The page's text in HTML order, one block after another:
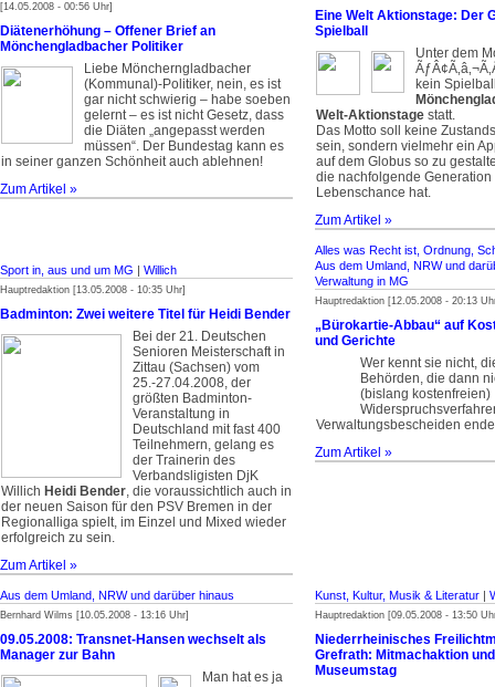
[14.05.2008 - 00:56 Uhr]
Diätenerhöhung – Offener Brief an
Mönchengladbacher Politiker
Liebe Möncherngladbacher
(Kommunal)-Politiker, nein, es ist
gar nicht schwierig – habe soeben
gelernt – es ist nicht Gesetz, dass
die Diäten „angepasst werden
müssen“. Der Bundestag kann es
in seiner ganzen Schönheit auch ablehnen!
Zum Artikel »
Eine Welt Aktionstage: Der
Spielball
Unter dem
kein
Welt-Aktionstage statt.
Das Motto soll keine
sein, sondern vielmehr ein
auf dem Globus so zu
die nachfolgende Generation
Lebenschance hat.
Zum Artikel »
Sport in, aus und um MG | Willich
Hauptredaktion [13.05.2008 - 10:35 Uhr]
Badminton: Zwei weitere Titel für Heidi Bender
Bei der 21. Deutschen
Senioren Meisterschaft in
Zittau (Sachsen) vom
25.-27.04.2008, der
größten Badminton-
Veranstaltung in
Deutschland mit fast 400
Teilnehmern, gelang es
der Trainerin des
Verbandsligisten DjK
Willich Heidi Bender, die voraussichtlich auch in
der neuen Saison für den PSV Bremen in der
Regionalliga spielt, im Einzel und Mixed wieder
erfolgreich zu sein.
Zum Artikel »
Alles was Recht ist, Ordnung,
Aus dem Umland, NRW und
Verwaltung in MG
Hauptredaktion [12.05.2008 - 20:13
„Bürokartie-Abbau“ auf
und Gerichte
Wer kennt sie nicht,
Behörden, die dann
(bislang kostenfreien)
Verwaltungsbescheiden
Zum Artikel »
Aus dem Umland, NRW und darüber hinaus
Bernhard Wilms [10.05.2008 - 13:16 Uhr]
09.05.2008: Transnet-Hansen wechselt als
Manager zur Bahn
Man hat es ja
Kunst, Kultur, Musik & Literatur |
Hauptredaktion [09.05.2008 - 13:50
Niederrheinisches
Grefrath: Mitmachaktion
Museumstag